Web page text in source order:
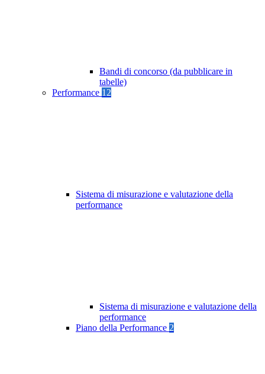
Bandi di concorso (da pubblicare in
tabelle)
Performance 12
Sistema di misurazione e valutazione della
performance
Sistema di misurazione e valutazione della
performance
Piano della Performance 2